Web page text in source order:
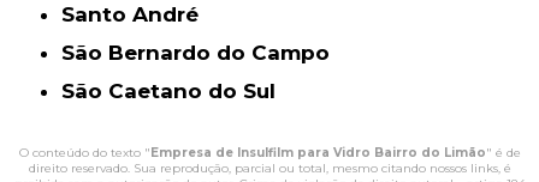
Santo André
São Bernardo do Campo
São Caetano do Sul
O conteúdo do texto "Empresa de Insulfilm para Vidro Bairro do Limão" é de
direito reservado. Sua reprodução, parcial ou total, mesmo citando nossos links, é